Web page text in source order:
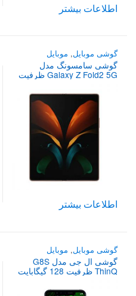
اطلاعات بیشتر
گوشی موبایل, موبایل
گوشی سامسونگ مدل
Galaxy Z Fold2 5G ظرفیت
اطلاعات بیشتر
گوشی موبایل, موبایل
گوشی ال جی مدل G8S
ThinQ ظرفیت 128 گیگابایت
صورت آنلاین )